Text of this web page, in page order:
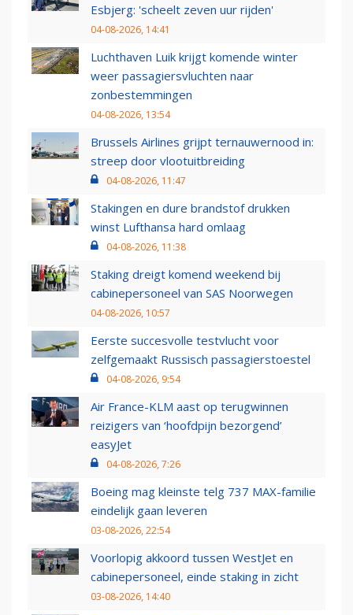
Esbjerg: 'scheelt zeven uur rijden'
04-08-2026, 14:41
Luchthaven Luik krijgt komende winter
weer passagiersvluchten naar
zonbestemmingen
04-08-2026, 13:54
Brussels Airlines grijpt ternauwernood in:
streep door vlootuitbreiding
04-08-2026, 11:47
Stakingen en dure brandstof drukken
winst Lufthansa hard omlaag
04-08-2026, 11:38
Staking dreigt komend weekend bij
cabinepersoneel van SAS Noorwegen
04-08-2026, 10:57
Eerste succesvolle testvlucht voor
zelfgemaakt Russisch passagierstoestel
04-08-2026, 9:54
Air France-KLM aast op terugwinnen
reizigers van ‘hoofdpijn bezorgend’
easyJet
04-08-2026, 7:26
Boeing mag kleinste telg 737 MAX-familie
eindelijk gaan leveren
03-08-2026, 22:54
Voorlopig akkoord tussen WestJet en
cabinepersoneel, einde staking in zicht
03-08-2026, 14:40